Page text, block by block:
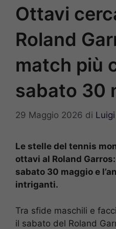
Ottavi
Roland
match più
sabato 30
29 Maggio 2026 di
Le stelle del tennis
ottavi al Roland
sabato 30 maggio e
intriganti.
Tra sfide maschili e
il sabato del Roland